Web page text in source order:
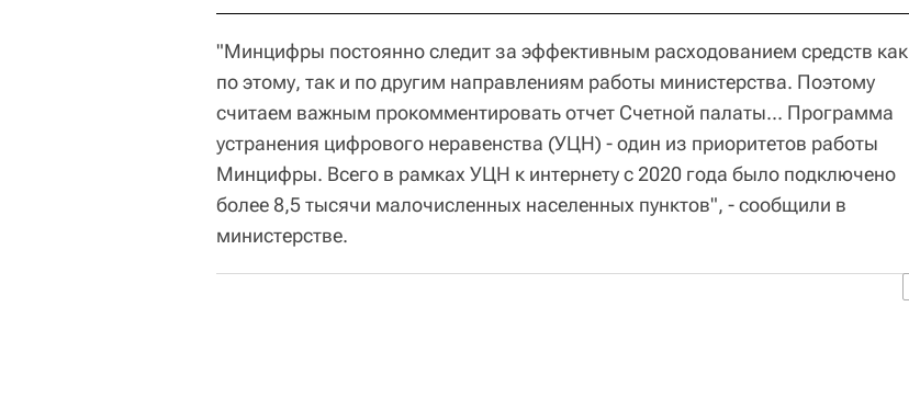
"Минцифры постоянно следит за эффективным расходованием средств как
по этому, так и по другим направлениям работы министерства. Поэтому
считаем важным прокомментировать отчет Счетной палаты... Программа
устранения цифрового неравенства (УЦН) - один из приоритетов работы
Минцифры. Всего в рамках УЦН к интернету с 2020 года было подключено
более 8,5 тысячи малочисленных населенных пунктов", - сообщили в
министерстве.